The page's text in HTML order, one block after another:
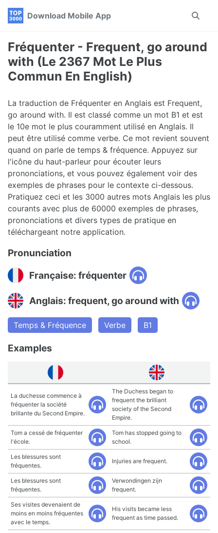
Skip
navigation
Skip
Skip
Download Mobile App
Toggle
Fréquenter - Frequent, go around
with (Le 2367 Mot Le Plus
Commun En English)
La traduction de Fréquenter en Anglais est Frequent,
go around with. Il est classé comme un mot B1 et est
le 10e mot le plus couramment utilisé en Anglais. Il
peut être utilisé comme verbe. Ce mot revient souvent
quand on parle de temps & fréquence. Appuyez sur
l'icône du haut-parleur pour écouter leurs
prononciations, et vous pouvez également voir des
exemples de phrases pour le contexte ci-dessous.
Pratiquez ceci et les 3000 autres mots Anglais les plus
courants avec plus de 60000 exemples de phrases,
prononciations et divers types de pratique en
téléchargeant notre application.
Pronunciation
Française: fréquenter
Anglais: frequent, go around with
Temps & Fréquence Verbe B1
Examples
La duchesse commence à
fréquenter la société
brillante du Second Empire.
The Duchess began to
frequent the brilliant
society of the Second
Empire.
Tom a cessé de fréquenter
l'école.
Tom has stopped going to
school.
Les blessures sont
fréquentes.
Injuries are frequent.
Les blessures sont
fréquentes.
Verwondingen zijn
frequent.
Ses visites devenaient de
moins en moins fréquentes
avec le temps.
His visits became less
frequent as time passed.